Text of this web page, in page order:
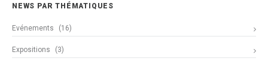
NEWS PAR THÉMATIQUES
Evénements (16)
Expositions (3)